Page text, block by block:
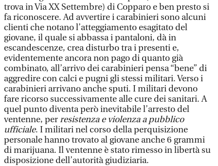
trova in Via XX Settembre) di Copparo e ben presto si
fa riconoscere. Ad avvertire i carabinieri sono alcuni
clienti che notano l’atteggiamento esagitato del
giovane, il quale si abbassa i pantaloni, dà in
escandescenze, crea disturbo tra i presenti e,
evidentemente ancora non pago di quanto già
combinato, all’arrivo dei carabinieri pensa “bene” di
aggredire con calci e pugni gli stessi militari. Verso i
carabinieri arrivano anche sputi. I militari devono
fare ricorso successivamente alle cure dei sanitari. A
quel punto diventa però inevitabile l’arresto del
ventenne, perresistenza e violenza a pubblico
ufficiale. I militari nel corso della perquisizione
personale hanno trovato al giovane anche 6 grammi
di marijuana. Il ventenne è stato rimesso in libertà su
disposizione dell’autorità giudiziaria.